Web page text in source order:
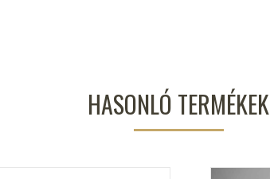
HASONLÓ TERMÉKEK